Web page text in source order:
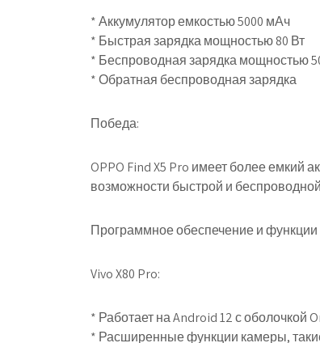
* Аккумулятор емкостью 5000 мАч
* Быстрая зарядка мощностью 80 Вт
* Беспроводная зарядка мощностью
* Обратная беспроводная зарядка
Победа:
OPPO Find X5 Pro имеет более емкий
возможности быстрой и
Программное обеспечение и функции
Vivo X80 Pro:
* Работает на Android 12 с оболочкой
* Расширенные функции камеры,